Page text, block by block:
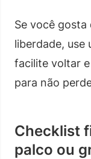
Se você gosta
liberdade, use
facilite voltar
para não
Checklist
palco ou